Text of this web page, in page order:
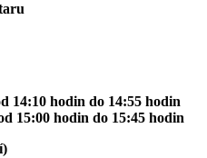
14:10 hodin do 14:55 hodin
15:00 hodin do 15:45 hodin